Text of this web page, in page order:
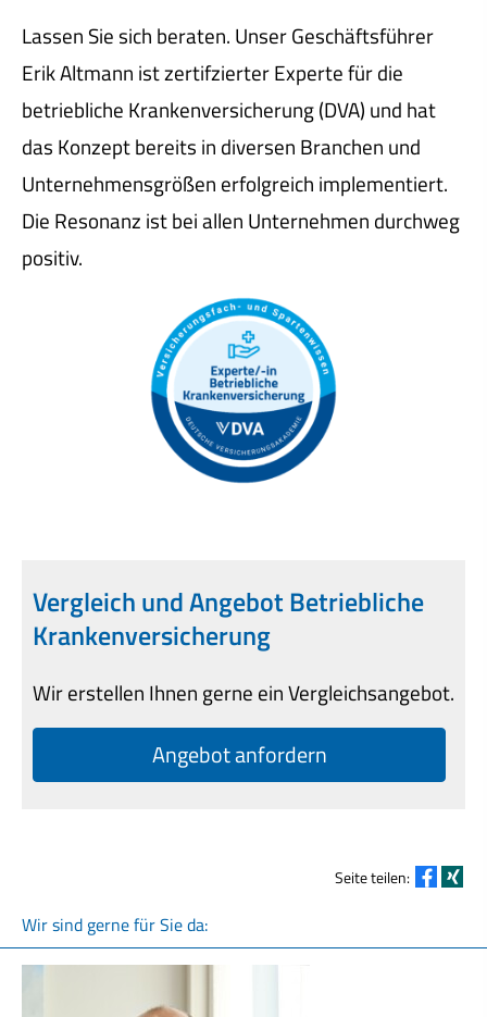
Lassen Sie sich beraten. Unser Geschäftsführer
Erik Altmann ist zertifzierter Experte für die
betriebliche Kranken­ver­si­che­rung (DVA) und hat
das Konzept bereits in diversen Branchen und
Unternehmensgrößen erfolgreich implementiert.
Die Resonanz ist bei allen Unternehmen durchweg
positiv.
Vergleich und Angebot Betriebliche
Kranken­ver­si­che­rung
Wir erstellen Ihnen gerne ein Vergleichsangebot.
An­ge­bot an­for­dern
Seite teilen:
Wir sind gerne für Sie da: